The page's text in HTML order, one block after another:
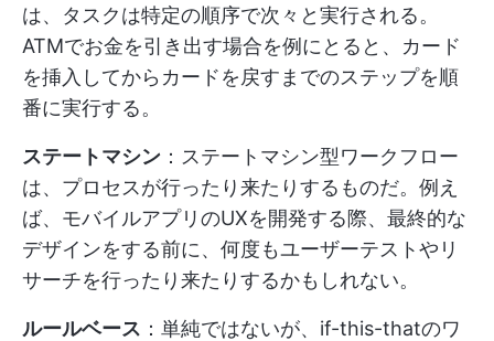
は、タスクは特定の順序で次々と実行される。
ATMでお金を引き出す場合を例にとると、カード
を挿入してからカードを戻すまでのステップを順
番に実行する。
ステートマシン ：ステートマシン型ワークフロー
は、プロセスが行ったり来たりするものだ。例え
ば、モバイルアプリのUXを開発する際、最終的な
デザインをする前に、何度もユーザーテストやリ
サーチを行ったり来たりするかもしれない。
ルールベース ：単純ではないが、if-this-thatのワ